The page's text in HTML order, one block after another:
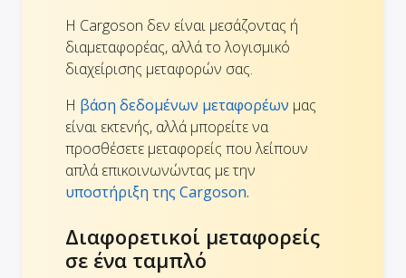
Η Cargoson δεν είναι μεσάζοντας ή
διαμεταφορέας, αλλά το λογισμικό
διαχείρισης μεταφορών σας.
Η βάση δεδομένων μεταφορέων μας
είναι εκτενής, αλλά μπορείτε να
προσθέσετε μεταφορείς που λείπουν
απλά επικοινωνώντας με την
υποστήριξη της Cargoson.
Διαφορετικοί μεταφορείς
σε ένα ταμπλό